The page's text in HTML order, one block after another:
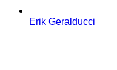
Erik Geralducci